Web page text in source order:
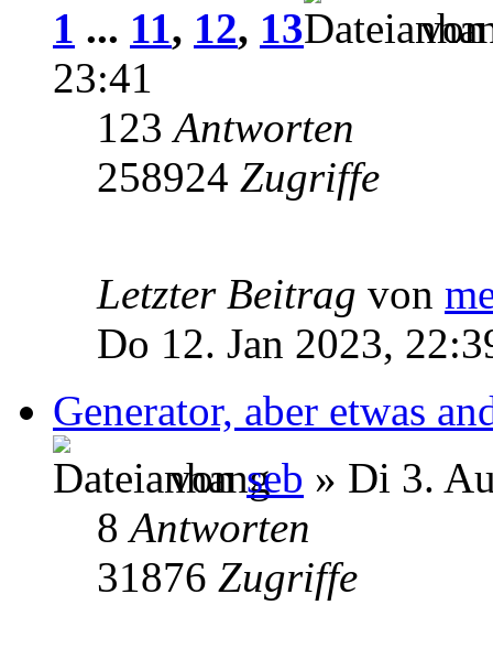
1 ... 11, 12, 13
23:41
123Antworten
258924 Zugriffe
Letzter Beitrag von
Do 12. Jan 2023,
Generator, aber etwas
vonseb » Di 3.
8Antworten
31876 Zugriffe